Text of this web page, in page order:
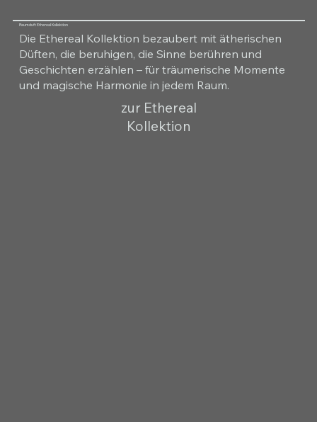
Raumduft Ethereal Kollektion
Die Ethereal Kollektion bezaubert mit ätherischen
Düften, die beruhigen, die Sinne berühren und
Geschichten erzählen – für träumerische Momente
und magische Harmonie in jedem Raum.
zur Ethereal
Kollektion